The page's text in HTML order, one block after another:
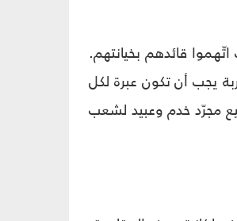
قائدهم بخيانتهم.
واحدة". هذه التجربة يجب أن تكون عبرة لكل
مجرّد خدم وعبيد لشعب